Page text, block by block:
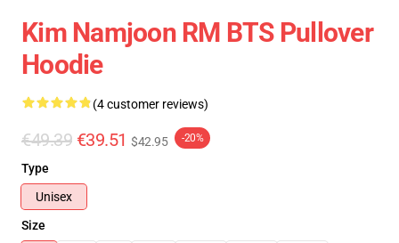
Kim Namjoon RM BTS Pullover
Hoodie
(4 customer reviews)
€49.39 €39.51 $42.95 -20%
Type
Unisex
Size